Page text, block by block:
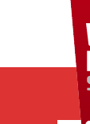
Das
für